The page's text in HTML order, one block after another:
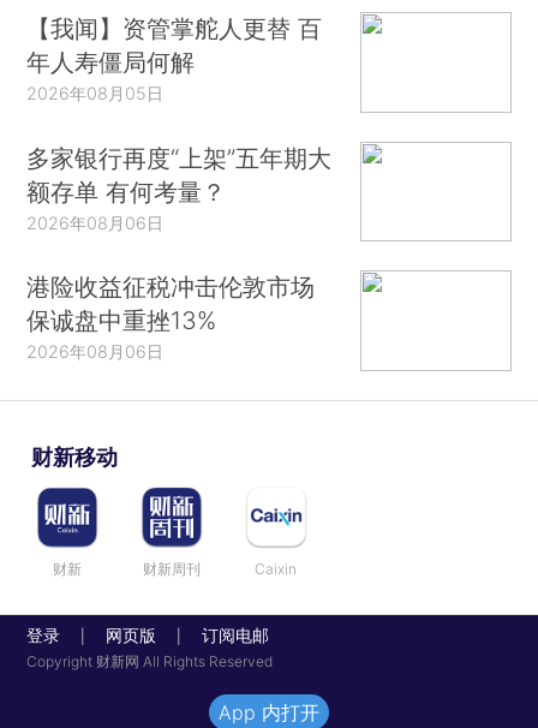
【我闻】资管掌舵人更替 百
年人寿僵局何解
2026年08月05日
多家银行再度“上架”五年期大
额存单 有何考量？
2026年08月06日
港险收益征税冲击伦敦市场
保诚盘中重挫13%
2026年08月06日
财新移动
财新 财新周刊 Caixin
登录 网页版 订阅电邮
Copyright 财新网 All Rights Reserved
App 内打开